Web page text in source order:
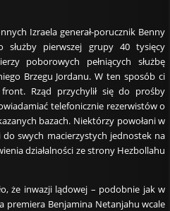
Izraela generał-porucznik Benny
służby pierwszej grupy 40 tysięcy
poborowych pełniących służbę
Brzegu Jordanu. W ten sposób ci
Rząd przychylił się do prośby
telefonicznie rezerwistów o
bazach. Niektórzy powołani w
swych macierzystych jednostek na
działalności ze strony Hezbollahu
że inwazji lądowej – podobnie jak w
premiera Benjamina Netanjahu wcale